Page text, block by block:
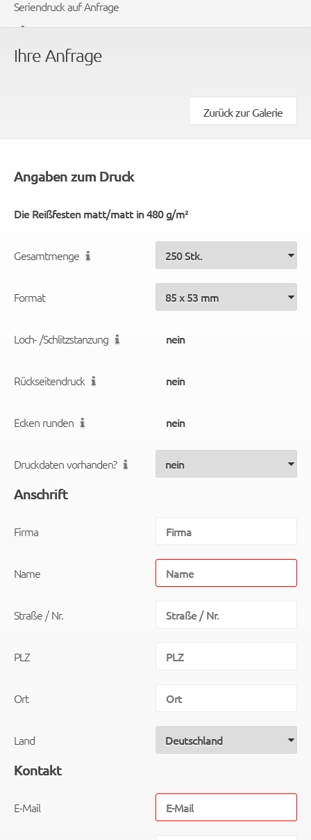
Seriendruck auf Anfrage
Ihre Anfrage
Zurück zur Galerie
Angaben zum Druck
Die Reißfesten matt/matt in 480 g/m²
Gesamtmenge
Format
Loch- /Schlitzstanzung
Rückseitendruck
Ecken runden
Druckdaten vorhanden?
Anschrift
Firma
Name
Straße / Nr.
PLZ
Ort
Land
Kontakt
E-Mail